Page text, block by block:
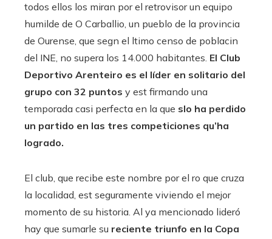
todos ellos los miran por el retrovisor un equipo
humilde de O Carballio, un pueblo de la provincia
de Ourense, que segn el ltimo censo de poblacin
del INE, no supera los 14.000 habitantes. El Club
Deportivo Arenteiro es el líder en solitario del
grupo con 32 puntos y est firmando una
temporada casi perfecta en la que slo ha perdido
un partido en las tres competiciones qu’ha
logrado.
El club, que recibe este nombre por el ro que cruza
la localidad, est seguramente viviendo el mejor
momento de su historia. Al ya mencionado lideró
hay que sumarle su reciente triunfo en la Copa